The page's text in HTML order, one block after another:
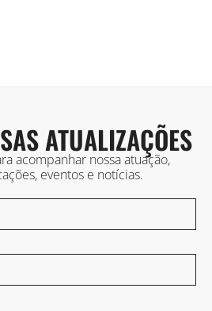
ATUALIZAÇÕES
acompanhar nossa atuação,
eventos e notícias.